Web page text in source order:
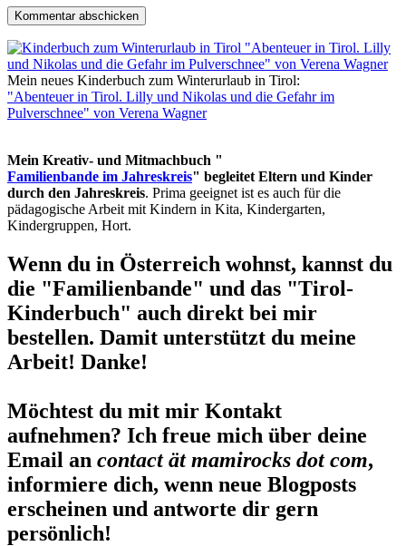
Mein neues Kinderbuch zum Winterurlaub in Tirol:
"Abenteuer in Tirol. Lilly und Nikolas und die Gefahr im
Pulverschnee" von Verena Wagner
Mein Kreativ- und Mitmachbuch "
Familienbande im Jahreskreis" begleitet Eltern und Kinder
durch den Jahreskreis. Prima geeignet ist es auch für die
pädagogische Arbeit mit Kindern in Kita, Kindergarten,
Kindergruppen, Hort.
Wenn du in Österreich wohnst, kannst du
die "Familienbande" und das "Tirol-
Kinderbuch" auch direkt bei mir
bestellen. Damit unterstützt du meine
Arbeit! Danke!
Möchtest du mit mir Kontakt
aufnehmen? Ich freue mich über deine
Email an contact ät mamirocks dot com,
informiere dich, wenn neue Blogposts
erscheinen und antworte dir gern
persönlich!